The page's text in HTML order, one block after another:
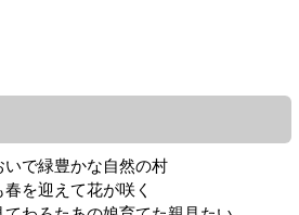
で緑豊かな自然の村
を迎えて花が咲く